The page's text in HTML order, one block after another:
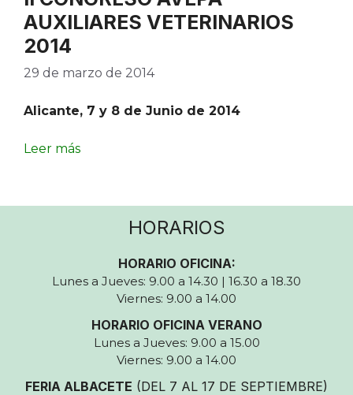
AUXILIARES VETERINARIOS
2014
29 de marzo de 2014
Alicante, 7 y 8 de Junio de 2014
Leer más
HORARIOS
HORARIO OFICINA:
Lunes a Jueves: 9.00 a 14.30 | 16.30 a 18.30
Viernes: 9.00 a 14.00
HORARIO OFICINA VERANO
Lunes a Jueves: 9.00 a 15.00
Viernes: 9.00 a 14.00
FERIA ALBACETE (DEL 7 AL 17 DE SEPTIEMBRE)